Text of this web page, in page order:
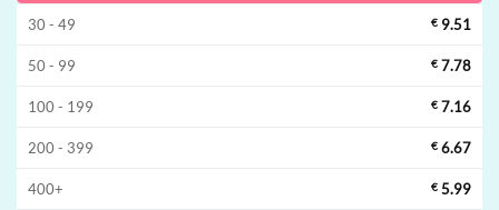
30 - 49 € 9.51
50 - 99 € 7.78
100 - 199 € 7.16
200 - 399 € 6.67
400+ € 5.99